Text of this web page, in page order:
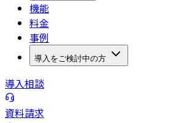
機能
料金
事例
導入をご検討中の方
導入相談
資料請求